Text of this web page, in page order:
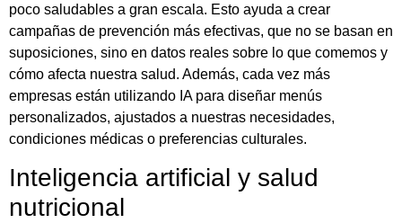
poco saludables a gran escala. Esto ayuda a crear
campañas de prevención más efectivas, que no se basan en
suposiciones, sino en datos reales sobre lo que comemos y
cómo afecta nuestra salud. Además, cada vez más
empresas están utilizando IA para diseñar menús
personalizados, ajustados a nuestras necesidades,
condiciones médicas o preferencias culturales.
Inteligencia artificial y salud
nutricional